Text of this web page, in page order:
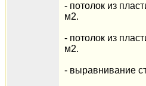
- потолок из
м2.
- потолок из
м2.
- выравнивание